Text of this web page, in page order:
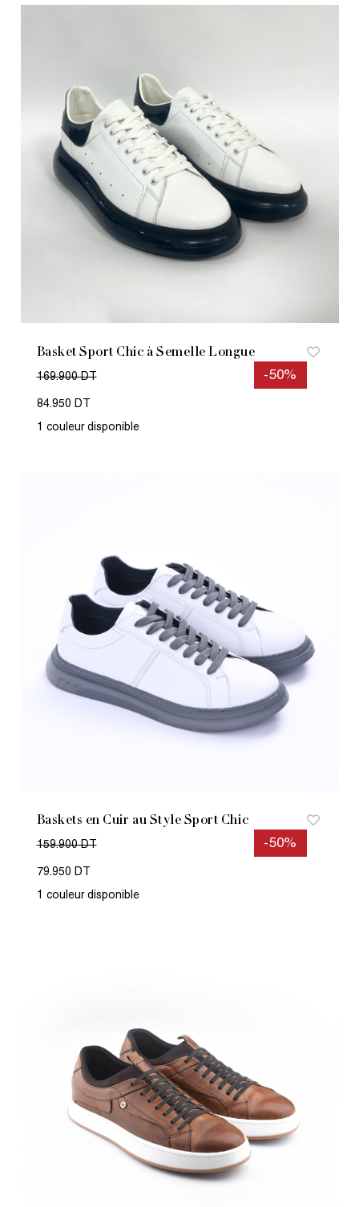
Basket Sport Chic à Semelle Longue
-50%
169.900 DT
84.950 DT
1 couleur disponible
Baskets en Cuir au Style Sport Chic
-50%
159.900 DT
79.950 DT
1 couleur disponible